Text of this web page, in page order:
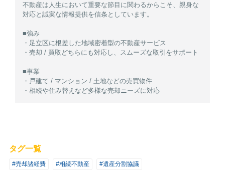
不動産は人生において重要な節目に関わるからこそ、親身な
対応と誠実な情報提供を信条としています。
■強み
・足立区に根差した地域密着型の不動産サービス
・売却 / 買取どちらにも対応し、スムーズな取引をサポート
■事業
・戸建て / マンション / 土地などの売買物件
・相続や住み替えなど多様な売却ニーズに対応
タグ一覧
#売却諸経費 #相続不動産 #遺産分割協議